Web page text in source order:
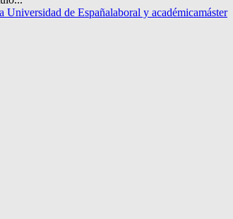
Universidad de Españalaboral y académicamáster